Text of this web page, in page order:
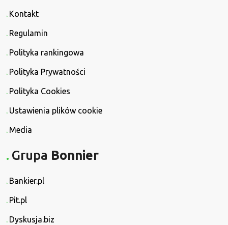
Kontakt
Regulamin
Polityka rankingowa
Polityka Prywatności
Polityka Cookies
Ustawienia plików cookie
Media
Grupa Bonnier
Bankier.pl
Pit.pl
Dyskusja.biz